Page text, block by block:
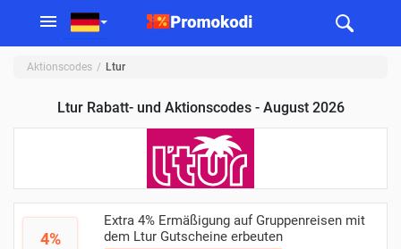
Aktionscodes Ltur
Ltur Rabatt- und Aktionscodes - August 2026
4%
Extra 4% Ermäßigung auf Gruppenreisen mit
dem Ltur Gutscheine erbeuten